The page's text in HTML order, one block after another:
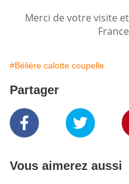
Merci de votre visite
#Bélière calotte coupelle
Partager
Vous aimerez aussi